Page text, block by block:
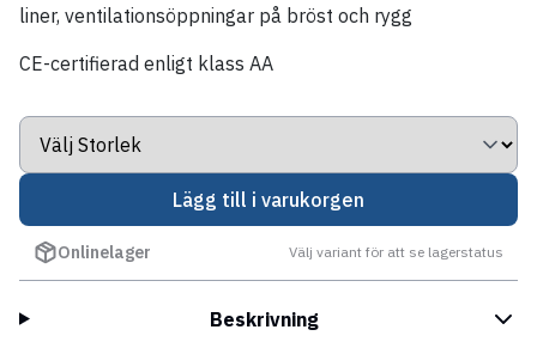
liner, ventilationsöppningar på bröst och rygg
CE-certifierad enligt klass AA
Lägg till i varukorgen
Onlinelager Välj variant för att se lagerstatus
Beskrivning